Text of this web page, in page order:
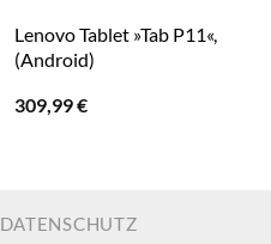
Lenovo Tablet »Tab P11«,
(Android)
309,99€
DATENSCHUTZ